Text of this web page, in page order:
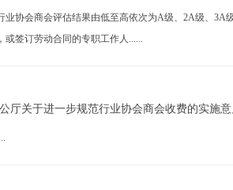
会商会评估结果由低至高依次为A级、2A级、3A
或签订劳动合同的专职工作人......
厅关于进一步规范行业协会商会收费的实施